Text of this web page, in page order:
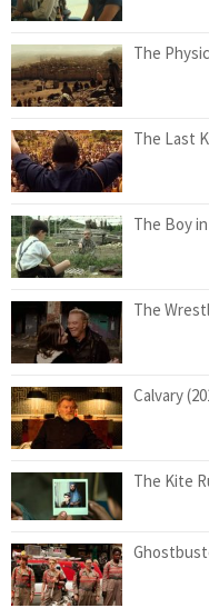
The
The Last
The Boy
The
Calvary
The Kite